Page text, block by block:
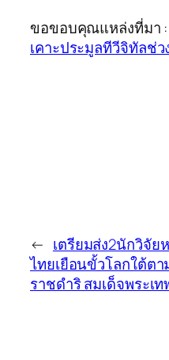
ขอขอบคุณแหล่งที่มา :
เคาะประมูลทีวีจิทัลช่ว
← เตรียมส่ง2นักวิจัย
ไทยเยือนขั้วโลกใต้ตา
ราชดำริ สมเด็จพระเท